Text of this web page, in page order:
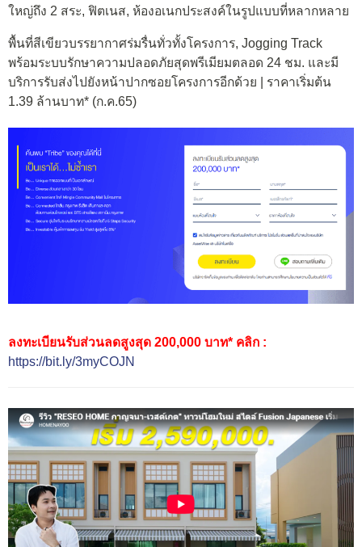
ใหญ่ถึง 2 สระ, ฟิตเนส, ห้องอเนกประสงค์ในรูปแบบที่หลากหลาย
พื้นที่สีเขียวบรรยากาศร่มรื่นทั่วทั้งโครงการ, Jogging Track
พร้อมระบบรักษาความปลอดภัยสุดพรีเมียมตลอด 24 ชม. และมี
บริการรับส่งไปยังหน้าปากซอยโครงการอีกด้วย | ราคาเริ่มต้น
1.39 ล้านบาท* (ก.ค.65)
ลงทะเบียนรับส่วนลดสูงสุด 200,000 บาท* คลิก :
https://bit.ly/3myCOJN